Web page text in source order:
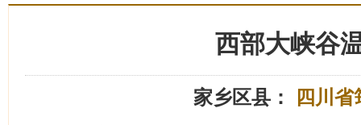
西部大峡谷
家乡区县：
四川省